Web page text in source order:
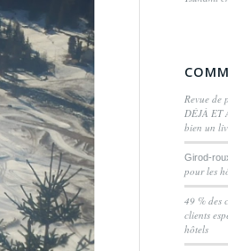
Revue de
DÉJÀ ET
bien un
Girod-
pour les
49 % des
clients
hôtels